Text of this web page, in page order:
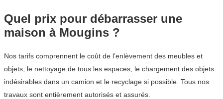
Quel prix pour débarrasser une
maison à Mougins ?
Nos tarifs comprennent le coût de l’enlèvement des meubles et
objets, le nettoyage de tous les espaces, le chargement des objets
indésirables dans un camion et le recyclage si possible. Tous nos
travaux sont entièrement autorisés et assurés.